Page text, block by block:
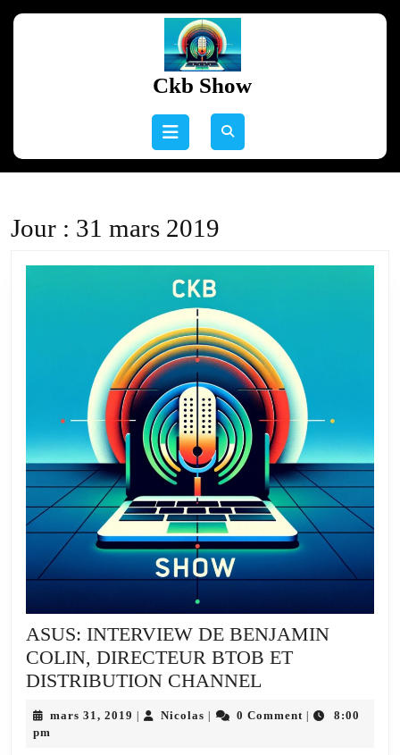
Ckb Show
Open
Jour : 31 mars 2019
ASUS: INTERVIEW DE BENJAMIN
COLIN, DIRECTEUR BTOB ET
DISTRIBUTION CHANNEL
DE
mars 31, 2019 marsNicolas Nicolas0 Comment
8:00
pm